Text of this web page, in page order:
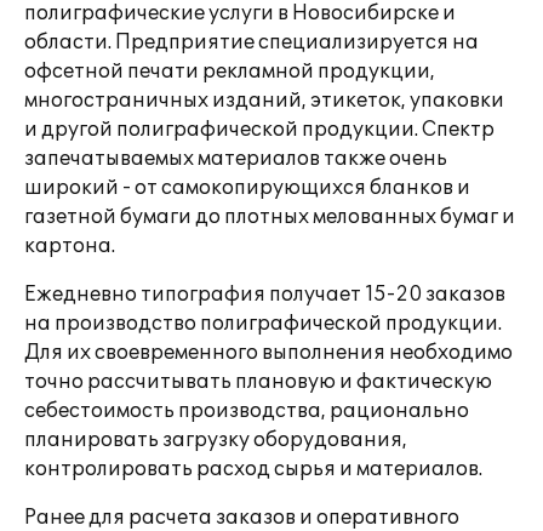
полиграфические услуги в Новосибирске и
области. Предприятие специализируется на
офсетной печати рекламной продукции,
многостраничных изданий, этикеток, упаковки
и другой полиграфической продукции. Спектр
запечатываемых материалов также очень
широкий - от самокопирующихся бланков и
газетной бумаги до плотных мелованных бумаг и
картона.
Ежедневно типография получает 15-20 заказов
на производство полиграфической продукции.
Для их своевременного выполнения необходимо
точно рассчитывать плановую и фактическую
себестоимость производства, рационально
планировать загрузку оборудования,
контролировать расход сырья и материалов.
Ранее для расчета заказов и оперативного